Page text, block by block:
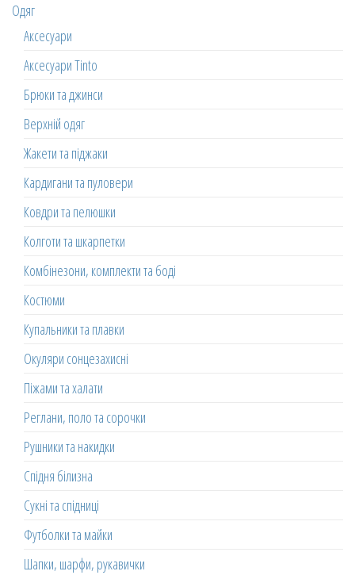
Одяг
Аксесуари
Аксесуари Tinto
Брюки та джинси
Верхній одяг
Жакети та піджаки
Кардигани та пуловери
Ковдри та пелюшки
Колготи та шкарпетки
Комбінезони, комплекти та боді
Костюми
Купальники та плавки
Окуляри сонцезахисні
Піжами та халати
Реглани, поло та сорочки
Рушники та накидки
Спідня білизна
Сукні та спідниці
Футболки та майки
Шапки, шарфи, рукавички